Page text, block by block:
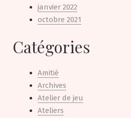
janvier 2022
octobre 2021
Catégories
Amitié
Archives
Atelier de jeu
Ateliers